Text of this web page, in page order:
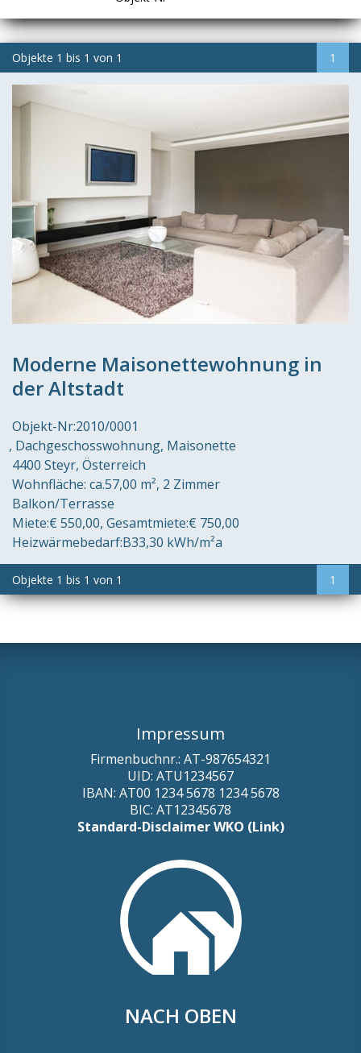
Objekte 1 bis 1 von 1 1
Moderne Maisonettewohnung in
der Altstadt
Objekt-Nr:2010/0001
Dachgeschosswohnung, Maisonette
4400 Steyr Österreich
Wohnfläche: ca.57,00 m² 2 Zimmer
Balkon/Terrasse
Miete:€ 550,00 Gesamtmiete:€ 750,00
Heizwärmebedarf:B33,30 kWh/m²a
Objekte 1 bis 1 von 1 1
Impressum
Firmenbuchnr.: AT-987654321
UID: ATU1234567
IBAN: AT00 1234 5678 1234 5678
BIC: AT12345678
Standard-Disclaimer WKO (Link)
NACH OBEN